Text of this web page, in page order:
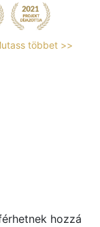
többet >>
hozzá